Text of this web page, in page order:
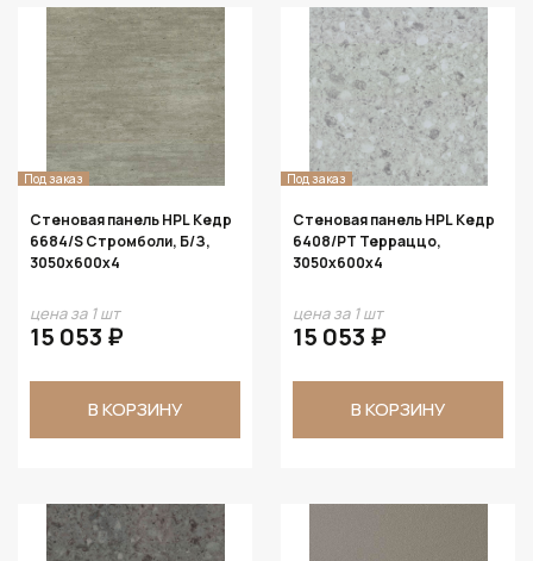
Под заказ
Стеновая панель HPL Кедр
6684/S Стромболи, Б/З,
3050х600х4
цена за 1 шт
15 053 ₽
В КОРЗИНУ
Под заказ
Стеновая панель HPL Кедр
6408/PT Терраццо,
3050х600х4
цена за 1 шт
15 053 ₽
В КОРЗИНУ